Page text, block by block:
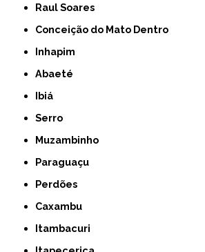
Raul Soares
Conceição do Mato Dentro
Inhapim
Abaeté
Ibiá
Serro
Muzambinho
Paraguaçu
Perdões
Caxambu
Itambacuri